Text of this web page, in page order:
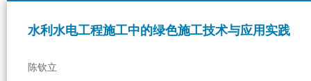
水利水电工程施工中的绿色施工技术与应用实践
陈钦立